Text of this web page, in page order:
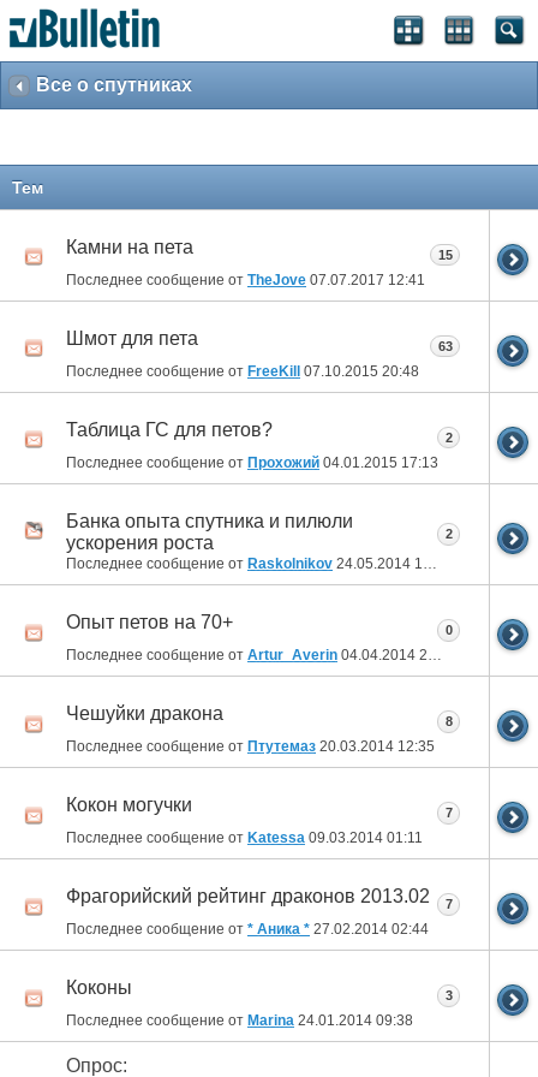
Все о спутниках
Тем
Камни на пета
Последнее сообщение от TheJove 07.07.2017 12:41
15
Шмот для пета
Последнее сообщение от FreeKill 07.10.2015 20:48
63
Таблица ГС для петов?
Последнее сообщение от Прохожий 04.01.2015 17:13
2
Банка опыта спутника и пилюли
ускорения роста
Последнее сообщение от Raskolnikov 24.05.2014 16:53
2
Опыт петов на 70+
Последнее сообщение от Artur_Averin 04.04.2014 23:26
0
Чешуйки дракона
Последнее сообщение от Птутемаз 20.03.2014 12:35
8
Кокон могучки
Последнее сообщение от Katessa 09.03.2014 01:11
7
Фрагорийский рейтинг драконов 2013.02
Последнее сообщение от * Аника * 27.02.2014 02:44
7
Коконы
Последнее сообщение от Marina 24.01.2014 09:38
3
Опрос: